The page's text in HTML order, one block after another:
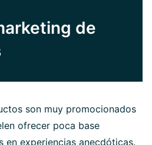
de
son muy promocionados
ofrecer poca base
en experiencias anecdóticas.